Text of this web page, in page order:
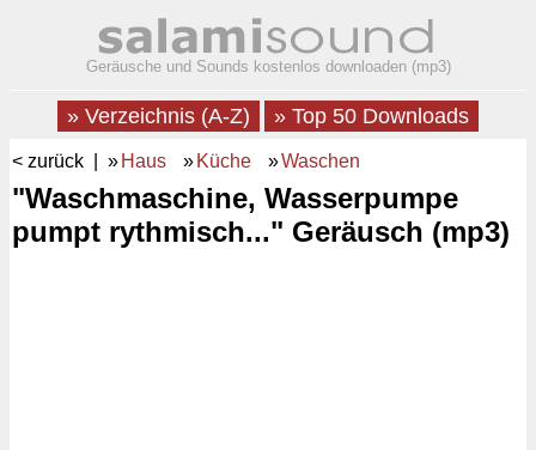
Geräusche und Sounds kostenlos downloaden (mp3)
» Verzeichnis (A-Z) » Top 50 Downloads
< zurück | » Haus » Küche »Waschen
"Waschmaschine, Wasserpumpe
pumpt rythmisch..." Geräusch (mp3)